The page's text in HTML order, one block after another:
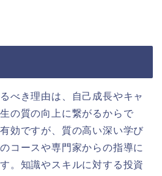
べき理由は、自己成長やキャ
の質の向上に繋がるからで
効ですが、質の高い深い学び
コースや専門家からの指導に
。知識やスキルに対する投資